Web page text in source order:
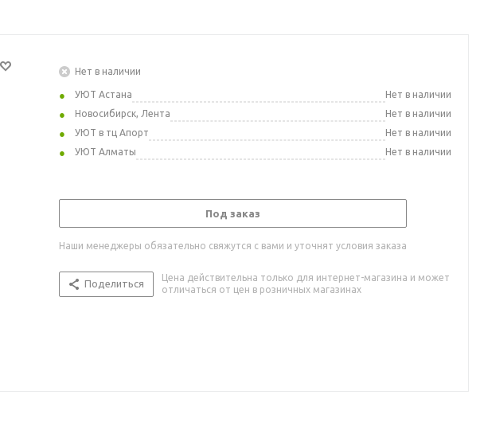
Нет в наличии
УЮТ Астана
Нет в наличии
Новосибирск, Лента
Нет в наличии
УЮТ в тц Апорт
Нет в наличии
УЮТ Алматы
Нет в наличии
Под заказ
Наши менеджеры обязательно свяжутся с вами и уточнят условия заказа
Поделиться
Цена действительна только для интернет-магазина и может
отличаться от цен в розничных магазинах